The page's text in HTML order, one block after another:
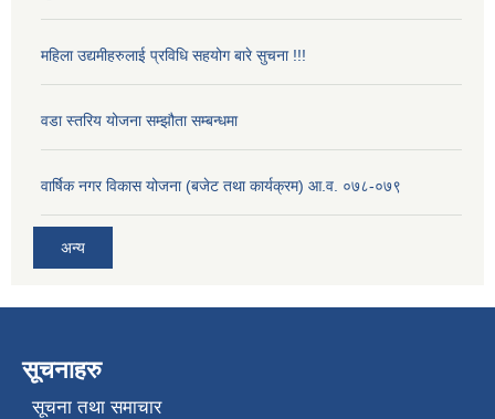
महिला उद्यमीहरुलाई प्रविधि सहयोग बारे सुचना !!!
वडा स्तरिय योजना सम्झौता सम्बन्धमा
वार्षिक नगर विकास योजना (बजेट तथा कार्यक्रम) आ.व. ०७८-०७९
अन्य
सूचनाहरु
सूचना तथा समाचार